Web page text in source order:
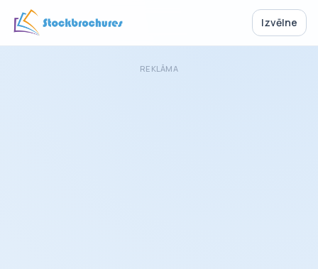
Izvēlne
REKLĀMA